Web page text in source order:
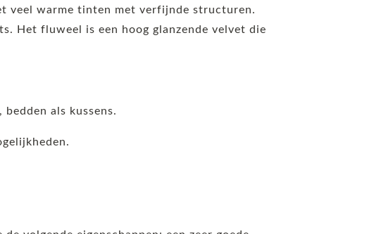
veel warme tinten met verfijnde structuren.
Het fluweel is een hoog glanzende velvet die
als kussens.